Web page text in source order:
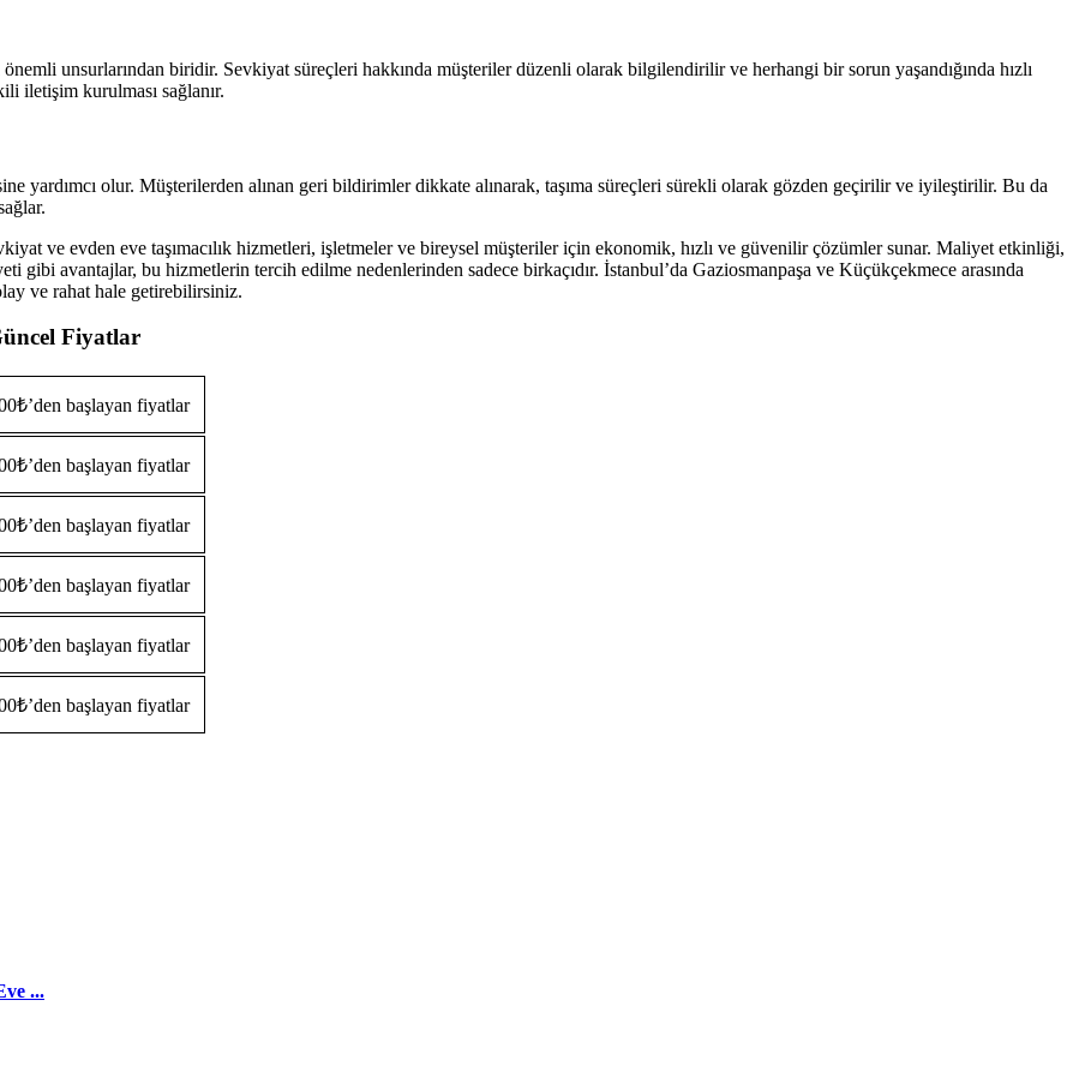
unsurlarından biridir. Sevkiyat süreçleri hakkında müşteriler düzenli olarak bilgilendirilir ve herhangi bir sorun yaşandığında hızlı
iletişim kurulması sağlanır.
yardımcı olur. Müşterilerden alınan geri bildirimler dikkate alınarak, taşıma süreçleri sürekli olarak gözden geçirilir ve iyileştirilir. Bu da
ve evden eve taşımacılık hizmetleri, işletmeler ve bireysel müşteriler için ekonomik, hızlı ve güvenilir çözümler sunar. Maliyet etkinliği,
gibi avantajlar, bu hizmetlerin tercih edilme nedenlerinden sadece birkaçıdır. İstanbul’da Gaziosmanpaşa ve Küçükçekmece arasında
ve rahat hale getirebilirsiniz.
Fiyatlar
başlayan fiyatlar
başlayan fiyatlar
başlayan fiyatlar
başlayan fiyatlar
başlayan fiyatlar
başlayan fiyatlar
...